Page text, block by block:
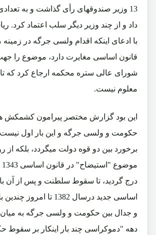
13 وزیر صندوقهای رأی گذاشت و به
داد و از چند وزیر دیگر سلب اعتماد کرد.
با ادعای اینکه اقدام ولسی جرگه در زمینه
قانون اساسی مغایرت دارد، موضوع را
شورای عالی ستره محکمه ارجاع کرد که
معلوم نیست.
این بود گزارش مختصر پیرامون کشمکش
حکومت و ولسی جرگه و این بار اول
برخورد بین دو قوه دولت میگردد، بلکه از
درج گردید، تا سقوط سلطنت و پس از آن با
اساسی جدید درسال 1382 تا
و جدال بین حکومت و ولسی جرگه به میان
دهه "دموکراسی چند بار اینکار بر سقوط